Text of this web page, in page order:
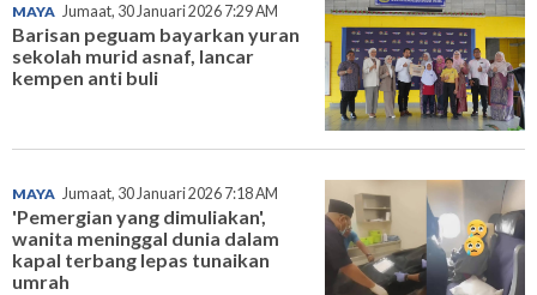
MAYA Jumaat, 30 Januari 2026 7:29 AM
Barisan peguam bayarkan yuran
sekolah murid asnaf, lancar
kempen anti buli
MAYA Jumaat, 30 Januari 2026 7:18 AM
'Pemergian yang dimuliakan',
wanita meninggal dunia dalam
kapal terbang lepas tunaikan
umrah